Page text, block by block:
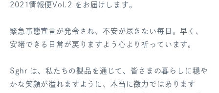
2021情報便Vol.2 をお届けします。
緊急事態宣言が発令され、不安が尽きない毎日。早く、
安堵できる日常が戻りますよう心より祈っています。
Sghr は、私たちの製品を通じて、皆さまの暮らしに穏や
かな笑顔が溢れますように、本当に微力ではあります